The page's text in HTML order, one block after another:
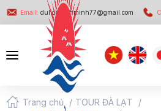
Email: dulichbinhminh77@gmail.com
Trang chủ / TOUR ĐÀ LẠT
/